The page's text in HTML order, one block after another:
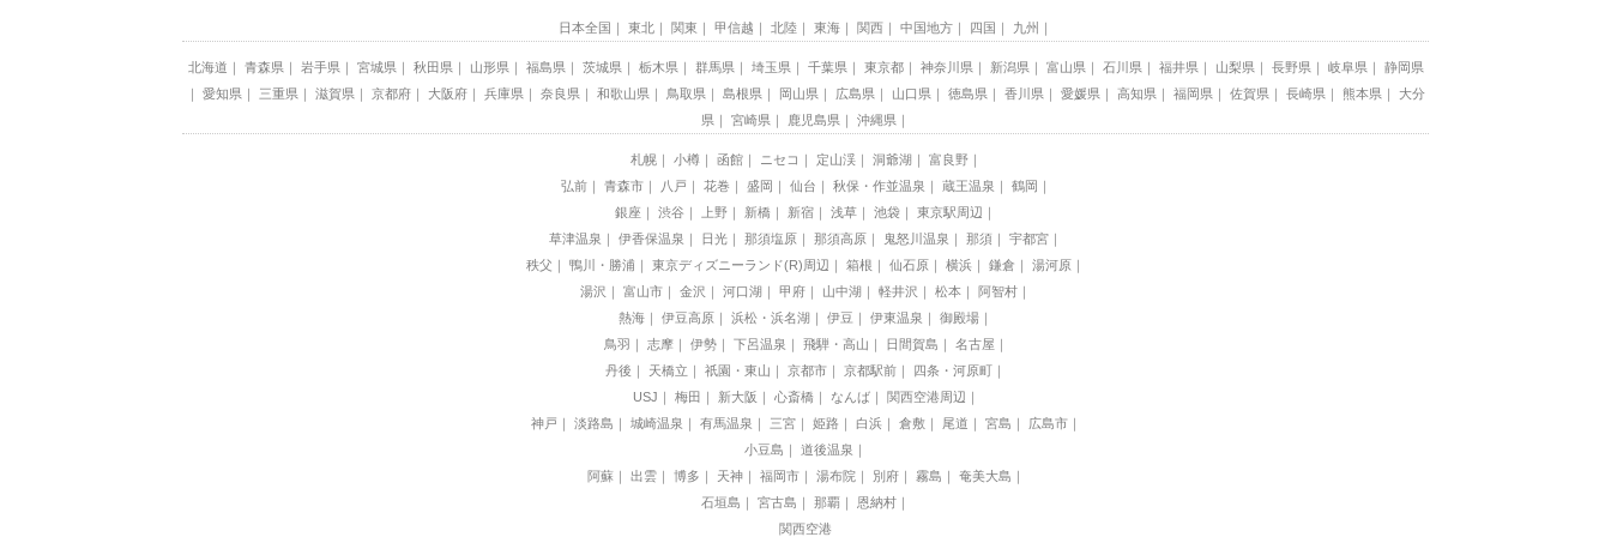
日本全国 東北 関東 甲信越 北陸 東海 関西 中国地方 四国 九州
北海道 青森県 岩手県 宮城県 秋田県 山形県 福島県 茨城県 栃木県 群馬県 埼玉県 千葉県 東京都 神奈川県 新潟県 富山県 石川県 福井県 山梨県 長野県 岐阜県
静岡県
愛知県
三重県 滋賀県 京都府 大阪府 兵庫県 奈良県 和歌山県 鳥取県 島根県 岡山県 広島県 山口県 徳島県 香川県 愛媛県 高知県 福岡県 佐賀県 長崎県 熊本県
大分
県
宮崎県 鹿児島県 沖縄県
札幌 小樽 函館 ニセコ 定山渓 洞爺湖
富良野
弘前
青森市 八戸 花巻 盛岡 仙台 秋保・作並温泉 蔵王温泉
鶴岡
銀座
渋谷 上野 新橋 新宿 浅草 池袋
東京駅周辺
草津温泉
伊香保温泉 日光 那須塩原 那須高原 鬼怒川温泉 那須
宇都宮
秩父
鴨川・勝浦 東京ディズニーランド(R)周辺 箱根 仙石原 横浜 鎌倉
湯河原
湯沢
富山市 金沢 河口湖 甲府 山中湖 軽井沢 松本
阿智村
熱海
伊豆高原 浜松・浜名湖 伊豆 伊東温泉
御殿場
鳥羽
志摩 伊勢 下呂温泉 飛騨・高山 日間賀島
名古屋
丹後
天橋立 祇園・東山 京都市 京都駅前
四条・河原町
USJ
梅田 新大阪 心斎橋 なんば
関西空港周辺
神戸
淡路島 城崎温泉 有馬温泉 三宮 姫路 白浜 倉敷 尾道 宮島
広島市
小豆島
道後温泉
阿蘇
出雲 博多 天神 福岡市 湯布院 別府 霧島
奄美大島
石垣島
宮古島 那覇
恩納村
関西空港